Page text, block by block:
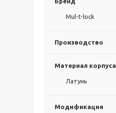
Mul-t-lock
Производство
Материал корпуса
Латунь
Модификация